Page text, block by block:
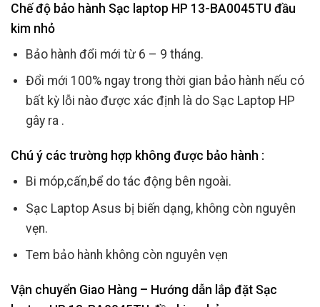
Chế độ bảo hành Sạc laptop HP 13-BA0045TU đầu
kim nhỏ
Bảo hành đổi mới từ 6 – 9 tháng.
Đổi mới 100% ngay trong thời gian bảo hành nếu có
bất kỳ lỗi nào được xác định là do Sạc Laptop HP
gây ra .
Chú ý các trường hợp không được bảo hành :
Bi móp,cấn,bể do tác động bên ngoài.
Sạc Laptop Asus bị biến dạng, không còn nguyên
vẹn.
Tem bảo hành không còn nguyên vẹn
Vận chuyển Giao Hàng – Hướng dẫn lắp đặt Sạc